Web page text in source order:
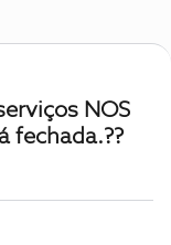
NOS
fechada.??